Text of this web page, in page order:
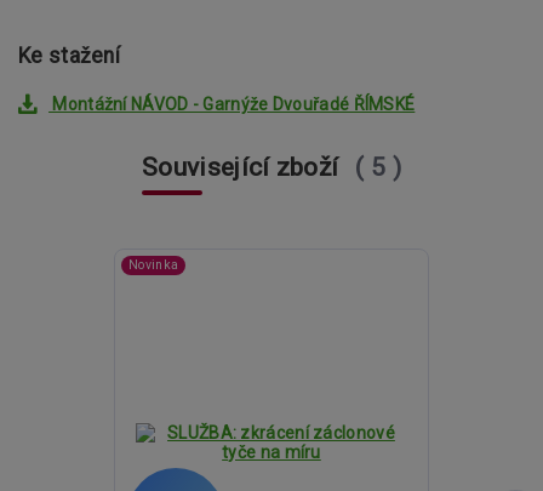
Ke stažení
Montážní NÁVOD - Garnýže Dvouřadé ŘÍMSKÉ
Související zboží 5
Novinka